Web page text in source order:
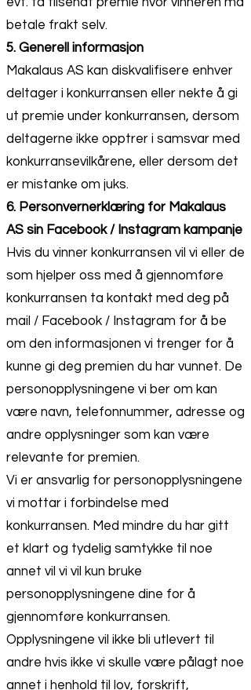
betale frakt selv.
5. Generell informasjon
Makalaus AS kan diskvalifisere enhver
deltager i konkurransen eller nekte å gi
ut premie under konkurransen, dersom
deltagerne ikke opptrer i samsvar med
konkurransevilkårene, eller dersom det
er mistanke om juks.
6. Personvernerklæring for Makalaus
AS sin Facebook / Instagram kampanje
Hvis du vinner konkurransen vil vi eller de
som hjelper oss med å gjennomføre
konkurransen ta kontakt med deg på
mail / Facebook / Instagram for å be
om den informasjonen vi trenger for å
kunne gi deg premien du har vunnet. De
personopplysningene vi ber om kan
være navn, telefonnummer, adresse og
andre opplysninger som kan være
relevante for premien.
Vi er ansvarlig for personopplysningene
vi mottar i forbindelse med
konkurransen. Med mindre du har gitt
et klart og tydelig samtykke til noe
annet vil vi vil kun bruke
personopplysningene dine for å
gjennomføre konkurransen.
Opplysningene vil ikke bli utlevert til
andre hvis ikke vi skulle være pålagt noe
annet i henhold til lov, forskrift,